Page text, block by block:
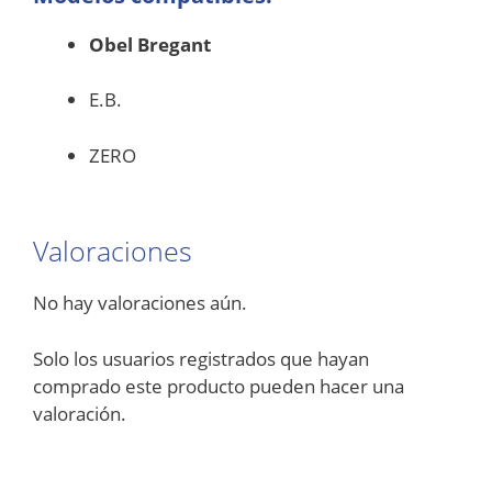
Obel Bregant
E.B.
ZERO
Valoraciones
No hay valoraciones aún.
Solo los usuarios registrados que hayan
comprado este producto pueden hacer una
valoración.